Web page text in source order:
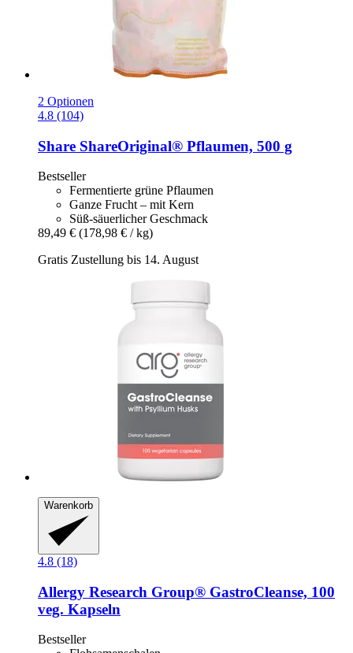
2 Optionen
4.8 (104)
Share ShareOriginal® Pflaumen, 500 g
Bestseller
Fermentierte grüne Pflaumen
Ganze Frucht – mit Kern
Süß-säuerlicher Geschmack
89,49 € (178,98 € / kg)
Gratis Zustellung bis 14. August
Warenkorb
4.8 (18)
Allergy Research Group® GastroCleanse, 100
veg. Kapseln
Bestseller